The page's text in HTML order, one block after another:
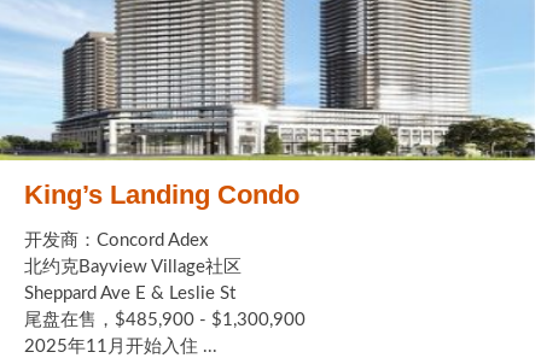
King’s Landing Condo
开发商：Concord Adex
北约克Bayview Village社区
Sheppard Ave E & Leslie St
尾盘在售，$485,900 - $1,300,900
2025年11月开始入住 ...